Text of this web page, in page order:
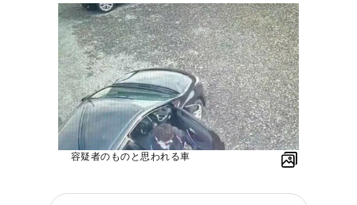
容疑者のものと思われる車